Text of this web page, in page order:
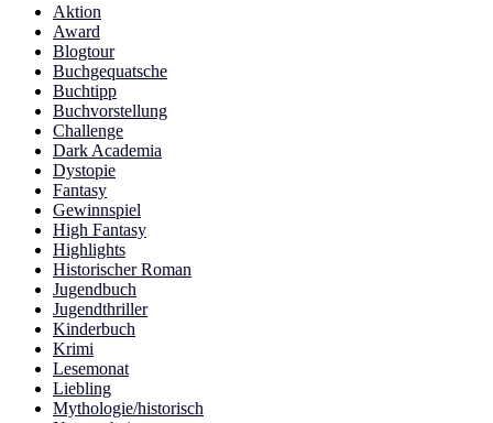
Aktion
Award
Blogtour
Buchgequatsche
Buchtipp
Buchvorstellung
Challenge
Dark Academia
Dystopie
Fantasy
Gewinnspiel
High Fantasy
Highlights
Historischer Roman
Jugendbuch
Jugendthriller
Kinderbuch
Krimi
Lesemonat
Liebling
Mythologie/historisch